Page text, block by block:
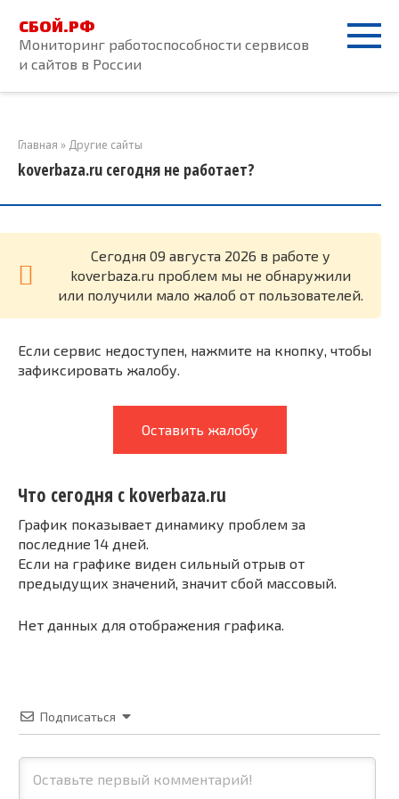
контенту
СБОЙ.РФ
Мониторинг работоспособности сервисов
и сайтов в России
Главная » Другие сайты
koverbaza.ru сегодня не работает?
Cегодня 09 августа 2026 в работе у
koverbaza.ru проблем мы не обнаружили
или получили мало жалоб от пользователей.
Если сервис недоступен, нажмите на кнопку, чтобы
зафиксировать жалобу.
Оставить жалобу
Что сегодня с koverbaza.ru
График показывает динамику проблем за
последние 14 дней.
Если на графике виден сильный отрыв от
предыдущих значений, значит сбой массовый.
Нет данных для отображения графика.
Подписаться